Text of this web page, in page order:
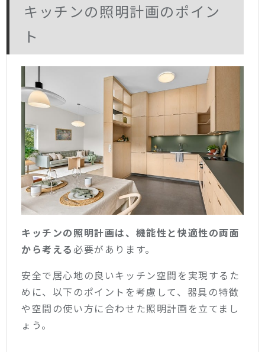
キッチンの照明計画のポイン
ト
キッチンの照明計画は、機能性と快適性の両面
から考える必要があります。
安全で居心地の良いキッチン空間を実現するた
めに、以下のポイントを考慮して、器具の特徴
や空間の使い方に合わせた照明計画を立てまし
ょう。